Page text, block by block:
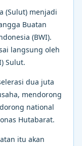
(Sulut) menjadi
Buatan
(BWI).
langsung oleh
Sulut.
dua juta
mendorong
national
Hutabarat.
itu akan